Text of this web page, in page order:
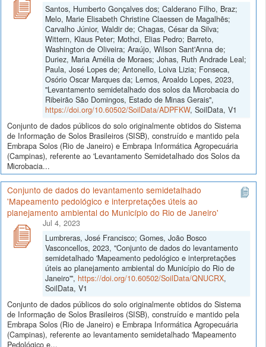
Santos, Humberto Gonçalves dos; Calderano Filho, Braz;
Melo, Marie Elisabeth Christine Claessen de Magalhẽs;
Carvalho Júnior, Waldir de; Chagas, César da Silva;
Wittern, Klaus Peter; Mothci, Elias Pedro; Barreto,
Washington de Oliveira; Araújo, Wilson Sant'Anna de;
Duriez, Maria Amélia de Moraes; Johas, Ruth Andrade Leal;
Paula, José Lopes de; Antonello, Loiva Lizia; Fonseca,
Osório Oscar Marques da; Lemos, Aroaldo Lopes, 2023,
"Levantamento semidetalhado dos solos da Microbacia do
Ribeirão São Domingos, Estado de Minas Gerais",
https://doi.org/10.60502/SoilData/ADPFKW, SoilData, V1
Conjunto de dados públicos do solo originalmente obtidos do Sistema
de Informação de Solos Brasileiros (SISB), construído e mantido pela
Embrapa Solos (Rio de Janeiro) e Embrapa Informática Agropecuária
(Campinas), referente ao 'Levantamento Semidetalhado dos Solos da
Microbacia...
Conjunto de dados do levantamento semidetalhado
'Mapeamento pedológico e interpretações úteis ao
planejamento ambiental do Município do Rio de Janeiro'
Jul 4, 2023
Lumbreras, José Francisco; Gomes, João Bosco
Vasconcellos, 2023, "Conjunto de dados do levantamento
semidetalhado 'Mapeamento pedológico e interpretações
úteis ao planejamento ambiental do Município do Rio de
Janeiro'", https://doi.org/10.60502/SoilData/QNUCRX,
SoilData, V1
Conjunto de dados públicos do solo originalmente obtidos do Sistema
de Informação de Solos Brasileiros (SISB), construído e mantido pela
Embrapa Solos (Rio de Janeiro) e Embrapa Informática Agropecuária
(Campinas), referente ao levantamento semidetalhado 'Mapeamento
Pedológico e...